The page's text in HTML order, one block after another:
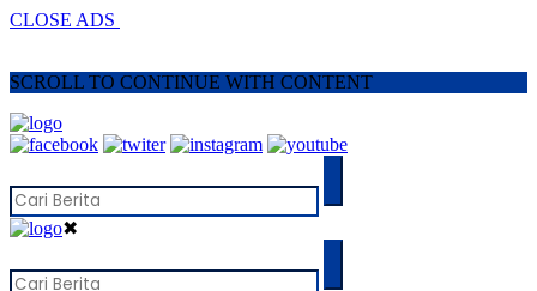
CLOSE ADS
SCROLL TO CONTINUE WITH CONTENT
✖